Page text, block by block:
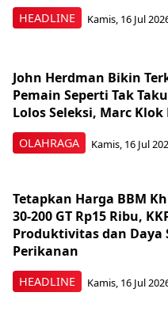
HEADLINE Kamis, 16 Jul
OLAHRAGA
John Herdman Bikin
Pemain Seperti Tak
Lolos Seleksi, Marc Klok
Kamis, 16 Jul
HEADLINE
Tetapkan Harga BBM
30-200 GT Rp15 Ribu,
Produktivitas dan Daya
Perikanan
Kamis, 16 Jul